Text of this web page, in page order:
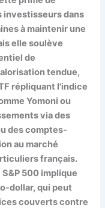
investisseurs dans
à maintenir une
elle soulève
de
tendue,
répliquant l'indice
Yomoni ou
via des
des comptes-
au marché
français.
500 implique
dollar, qui peut
couverts contre